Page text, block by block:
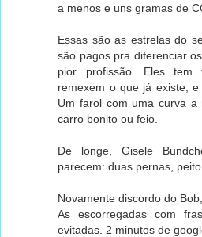
a menos e uns gramas de
Essas são as estrelas do
são pagos pra diferenciar
pior profissão. Eles tem
remexem o que já existe, e
Um farol com uma curva
carro bonito ou feio.
De longe, Gisele
parecem: duas pernas,
Novamente discordo do
As escorregadas com
evitadas. 2 minutos de